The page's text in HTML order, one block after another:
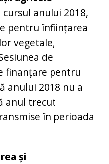
anului 2018,
pentru înființarea
vegetale,
de
finanțare pentru
anului 2018 nu a
anul trecut
în perioada
și